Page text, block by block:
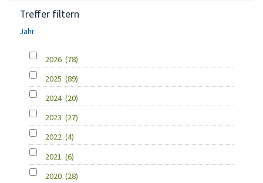
Treffer filtern
Jahr
2026 (78)
2025 (89)
2024 (20)
2023 (27)
2022 (4)
2021 (6)
2020 (28)